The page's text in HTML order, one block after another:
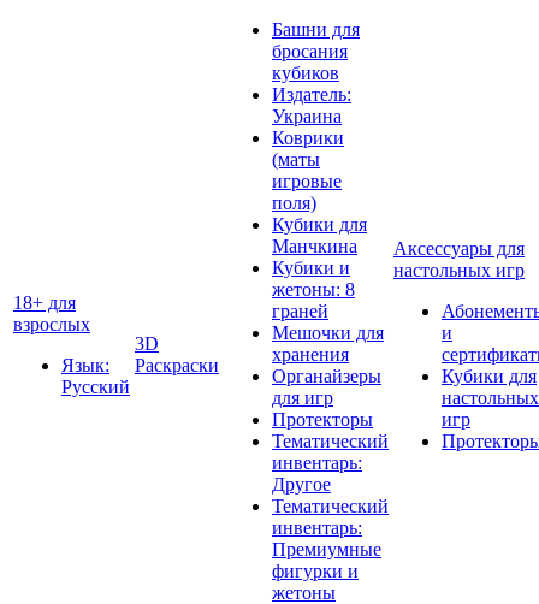
18+ для
взрослых
Язык:
Русский
3D
Раскраски
Башни для
бросания
кубиков
Издатель:
Украина
Коврики
(маты
игровые
поля)
Кубики для
Манчкина
Кубики и
жетоны: 8
граней
Мешочки для
хранения
Органайзеры
для игр
Протекторы
Тематический
инвентарь:
Другое
Тематический
инвентарь:
Премиумные
фигурки и
жетоны
Аксессуары для
настольных игр
и
Кубики для
настольных
игр